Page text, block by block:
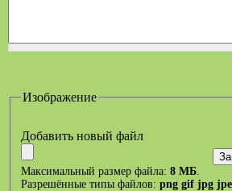
Изображение
Добавить новый файл
Максимальный размер файла: 8 МБ
Разрешённые типы файлов: png gif jpg